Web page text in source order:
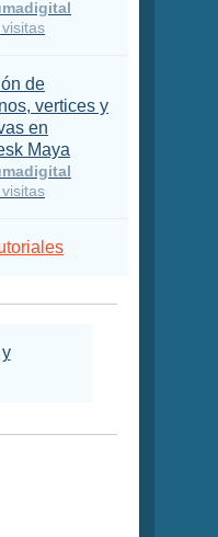
de
vertices y
en
Maya